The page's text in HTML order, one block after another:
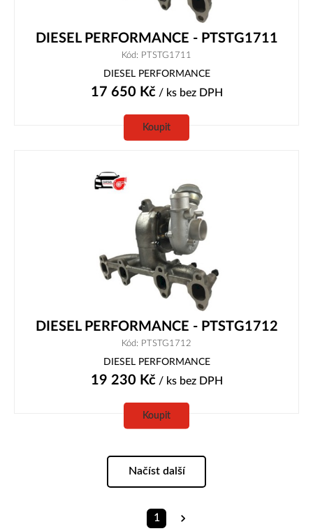
DIESEL PERFORMANCE - PTSTG1711
Kód: PTSTG1711
DIESEL PERFORMANCE
17 650 Kč/ ks bez DPH
Koupit
DIESEL PERFORMANCE - PTSTG1712
Kód: PTSTG1712
DIESEL PERFORMANCE
19 230 Kč/ ks bez DPH
Koupit
Načíst další
1